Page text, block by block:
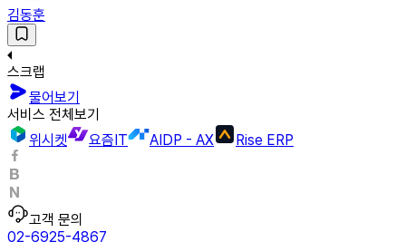
김동훈
스크랩
물어보기
서비스 전체보기
위시켓
요즘IT AIDP - AX Rise ERP
고객 문의
02-6925-4867